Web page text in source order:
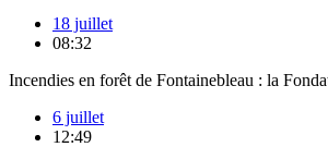
18 juillet
08:32
Incendies en forêt de Fontainebleau : la
6 juillet
12:49